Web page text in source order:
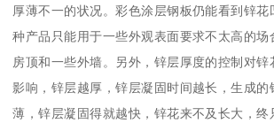
厚薄不一的状况。彩色涂层钢板仍能看到锌
种产品只能用于一些外观表面要求不太高的场
房顶和一些外墙。另外，锌层厚度的控制对锌
影响，锌层越厚，锌层凝固时间越长，生成的
薄，锌层凝固得就越快，锌花来不及长大，终